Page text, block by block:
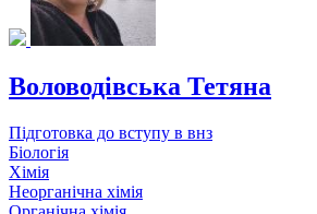
Воловодівська Тетяна
Підготовка до вступу в внз
Біологія
Хімія
Неорганічна хімія